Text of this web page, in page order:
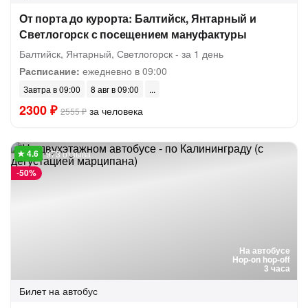
От порта до курорта: Балтийск, Янтарный и
Светлогорск с посещением мануфактуры
Балтийск, Янтарный, Светлогорск - за 1 день
Расписание: ежедневно в 09:00
Завтра в 09:00 8 авг в 09:00
2300 ₽ 2555 ₽ за человека
На автобусе
Hop-on hop-off
3 часа
-50%
973 отзыва
Билет на автобус